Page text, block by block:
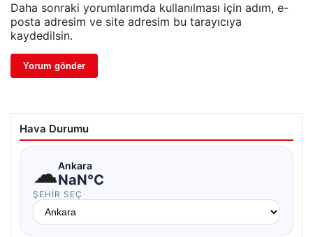
Daha sonraki yorumlarımda kullanılması için adım, e-
posta adresim ve site adresim bu tarayıcıya
kaydedilsin.
Hava Durumu
☁Ankara
NaN°C
ŞEHIR SEÇ